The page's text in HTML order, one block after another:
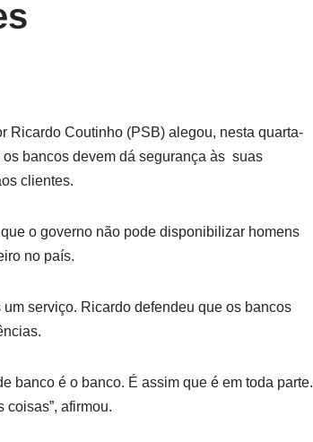
Ricardo Coutinho (PSB) alegou, nesta quarta-
os bancos devem dá segurança às suas
clientes.
o governo não pode disponibilizar homens
no país.
serviço. Ricardo defendeu que os bancos
banco é o banco. É assim que é em toda parte.
afirmou.